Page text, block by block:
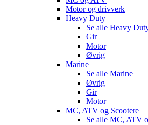
Motor og drivverk
Heavy Duty
Se alle Heavy
Gir
Motor
Øvrig
Marine
Se alle Marine
Øvrig
Gir
Motor
MC, ATV og Scootere
Se alle MC, ATV